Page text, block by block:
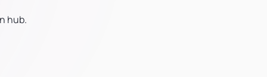
hub.